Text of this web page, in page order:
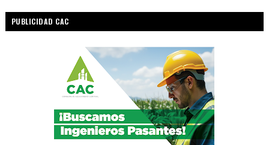
PUBLICIDAD CAC